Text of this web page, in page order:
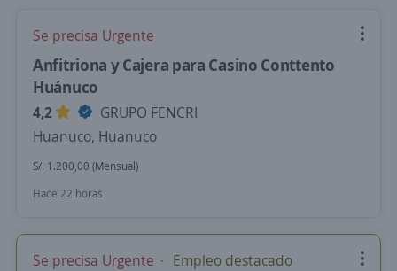
Se precisa Urgente
Anfitriona y Cajera para Casino Conttento
Huánuco
4,2
GRUPO FENCRI
Huanuco, Huanuco
S/. 1.200,00 (Mensual)
Hace 22 horas
Se precisa Urgente Empleo destacado